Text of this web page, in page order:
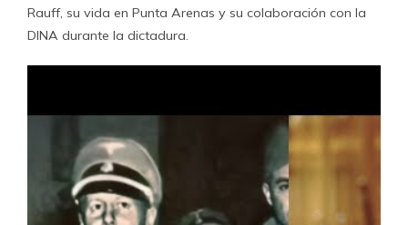
Rauff, su vida en Punta Arenas y su colaboración con la
DINA durante la dictadura.